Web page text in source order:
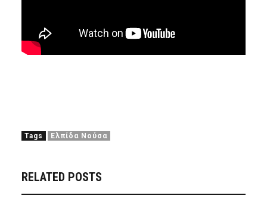
Tags Ελπίδα Νούσα
RELATED POSTS